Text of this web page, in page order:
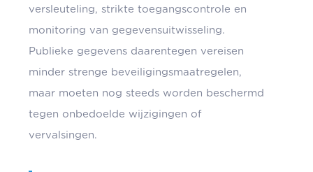
versleuteling, strikte toegangscontrole en
monitoring van gegevensuitwisseling.
Publieke gegevens daarentegen vereisen
minder strenge beveiligingsmaatregelen,
maar moeten nog steeds worden beschermd
tegen onbedoelde wijzigingen of
vervalsingen.